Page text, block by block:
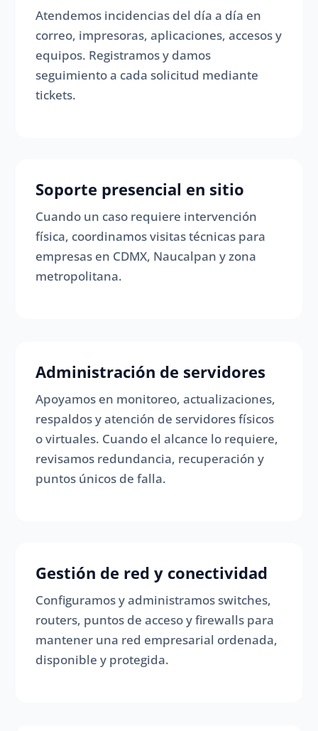
Atendemos incidencias del día a día en
correo, impresoras, aplicaciones, accesos y
equipos. Registramos y damos
seguimiento a cada solicitud mediante
tickets.
Soporte presencial en sitio
Cuando un caso requiere intervención
física, coordinamos visitas técnicas para
empresas en CDMX, Naucalpan y zona
metropolitana.
Administración de servidores
Apoyamos en monitoreo, actualizaciones,
respaldos y atención de servidores físicos
o virtuales. Cuando el alcance lo requiere,
revisamos redundancia, recuperación y
puntos únicos de falla.
Gestión de red y conectividad
Configuramos y administramos switches,
routers, puntos de acceso y firewalls para
mantener una red empresarial ordenada,
disponible y protegida.